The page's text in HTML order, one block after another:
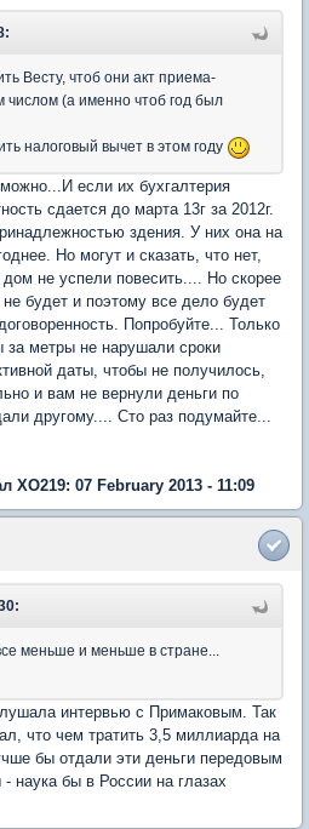
Весту, чтоб они акт приема-
(а именно чтоб год был
налоговый вычет в этом году
если их бухгалтерия
сдается до марта 13г за 2012г.
здения. У них она на
Но могут и сказать, что нет,
не успели повесить.... Но скорее
будет и поэтому все дело будет
Попробуйте... Только
за метры не нарушали сроки
даты, чтобы не получилось,
и вам не вернули деньги по
другому.... Сто раз подумайте...
XO219: 07 February 2013 - 11:09
меньше и меньше в стране...
интервью с Примаковым. Так
что чем тратить 3,5 миллиарда на
бы отдали эти деньги передовым
наука бы в России на глазах